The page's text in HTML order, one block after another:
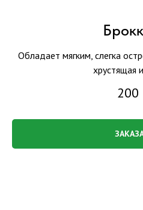
Обладает мягким, слегка
хрустящая
200